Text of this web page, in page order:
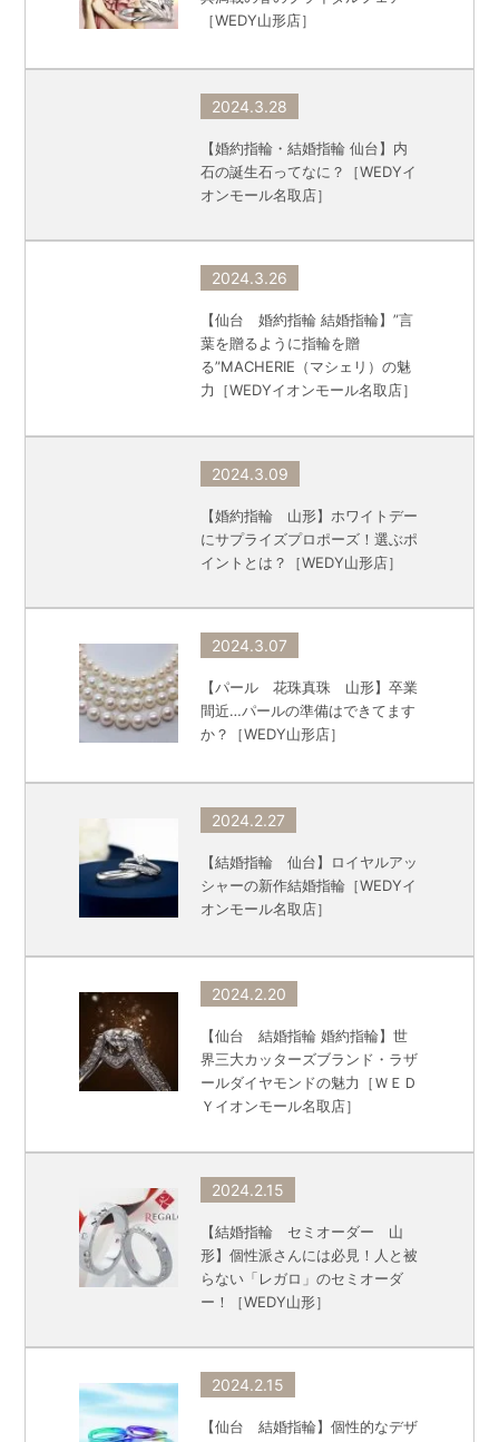
［WEDY山形店］
2024.3.28
【婚約指輪・結婚指輪 仙台】内
石の誕生石ってなに？［WEDYイ
オンモール名取店］
2024.3.26
【仙台 婚約指輪 結婚指輪】”言
葉を贈るように指輪を贈
る”MACHERIE（マシェリ）の魅
力［WEDYイオンモール名取店］
2024.3.09
【婚約指輪 山形】ホワイトデー
にサプライズプロポーズ！選ぶポ
イントとは？［WEDY山形店］
2024.3.07
【パール 花珠真珠 山形】卒業
間近…パールの準備はできてます
か？［WEDY山形店］
2024.2.27
【結婚指輪 仙台】ロイヤルアッ
シャーの新作結婚指輪［WEDYイ
オンモール名取店］
2024.2.20
【仙台 結婚指輪 婚約指輪】世
界三大カッターズブランド・ラザ
ールダイヤモンドの魅力［ＷＥＤ
Ｙイオンモール名取店］
2024.2.15
【結婚指輪 セミオーダー 山
形】個性派さんには必見！人と被
らない「レガロ」のセミオーダ
ー！［WEDY山形］
2024.2.15
【仙台 結婚指輪】個性的なデザ